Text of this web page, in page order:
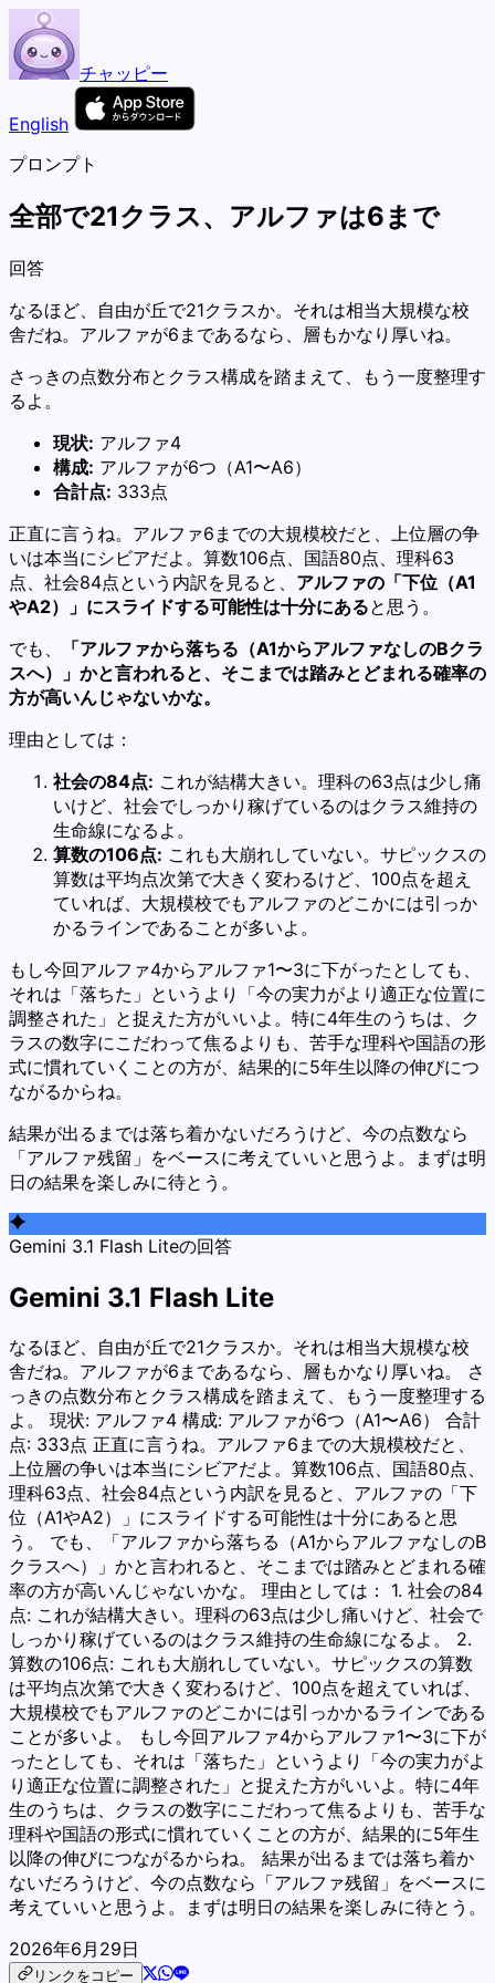
チャッピー
English
プロンプト
全部で21クラス、アルファは6まで
回答
なるほど、自由が丘で21クラスか。それは相当大規模な校
舎だね。アルファが6まであるなら、層もかなり厚いね。
さっきの点数分布とクラス構成を踏まえて、もう一度整理す
るよ。
現状: アルファ4
構成: アルファが6つ（A1〜A6）
合計点: 333点
正直に言うね。アルファ6までの大規模校だと、上位層の争
いは本当にシビアだよ。算数106点、国語80点、理科63
点、社会84点という内訳を見ると、 アルファの「下位（A1
やA2）」にスライドする可能性は十分にあると思う。
でも、
「アルファから落ちる（A1からアルファなしのBクラ
スへ）」かと言われると、そこまでは踏みとどまれる確率の
方が高いんじゃないかな。
理由としては：
社会の84点: これが結構大きい。理科の63点は少し痛
いけど、社会でしっかり稼げているのはクラス維持の
生命線になるよ。
算数の106点: これも大崩れしていない。サピックスの
算数は平均点次第で大きく変わるけど、100点を超え
ていれば、大規模校でもアルファのどこかには引っか
かるラインであることが多いよ。
もし今回アルファ4からアルファ1〜3に下がったとしても、
それは「落ちた」というより「今の実力がより適正な位置に
調整された」と捉えた方がいいよ。特に4年生のうちは、ク
ラスの数字にこだわって焦るよりも、苦手な理科や国語の形
式に慣れていくことの方が、結果的に5年生以降の伸びにつ
ながるからね。
結果が出るまでは落ち着かないだろうけど、今の点数なら
「アルファ残留」をベースに考えていいと思うよ。まずは明
日の結果を楽しみに待とう。
Gemini 3.1 Flash Liteの回答
Gemini 3.1 Flash Lite
なるほど、自由が丘で21クラスか。それは相当大規模な校
舎だね。アルファが6まであるなら、層もかなり厚いね。 さ
っきの点数分布とクラス構成を踏まえて、もう一度整理する
よ。 現状: アルファ4 構成: アルファが6つ（A1〜A6） 合計
点: 333点 正直に言うね。アルファ6までの大規模校だと、
上位層の争いは本当にシビアだよ。算数106点、国語80点、
理科63点、社会84点という内訳を見ると、アルファの「下
位（A1やA2）」にスライドする可能性は十分にあると思
う。 でも、「アルファから落ちる（A1からアルファなしのB
クラスへ）」かと言われると、そこまでは踏みとどまれる確
率の方が高いんじゃないかな。 理由としては： 1. 社会の84
点: これが結構大きい。理科の63点は少し痛いけど、社会で
しっかり稼げているのはクラス維持の生命線になるよ。 2.
算数の106点: これも大崩れしていない。サピックスの算数
は平均点次第で大きく変わるけど、100点を超えていれば、
大規模校でもアルファのどこかには引っかかるラインである
ことが多いよ。 もし今回アルファ4からアルファ1〜3に下が
ったとしても、それは「落ちた」というより「今の実力がよ
り適正な位置に調整された」と捉えた方がいいよ。特に4年
生のうちは、クラスの数字にこだわって焦るよりも、苦手な
理科や国語の形式に慣れていくことの方が、結果的に5年生
以降の伸びにつながるからね。 結果が出るまでは落ち着か
ないだろうけど、今の点数なら「アルファ残留」をベースに
考えていいと思うよ。まずは明日の結果を楽しみに待とう。
2026年6月29日
リンクをコピー